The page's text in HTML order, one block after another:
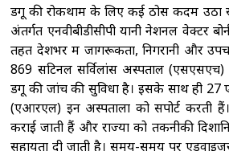
डेंगू की रोकथाम के लिए कई ठोस कदम उठा
अंतर्गत एनवीबीडीसीपी यानी नेशनल वेक्टर
तहत देशभर में जागरूकता, निगरानी और
869 सेंटिनल सर्विलांस अस्पताल (एसएसएच)
डेंगू की जांच की सुविधा है। इसके साथ ही 27
(एआरएल) इन अस्पतालों को सपोर्ट करती
कराई जाती हैं और राज्यों को तकनीकी
सहायता दी जाती है। समय-समय पर